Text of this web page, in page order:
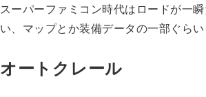
スーパーファミコン時代はロードが一
い、マップとか装備データの一部ぐら
オートクレール